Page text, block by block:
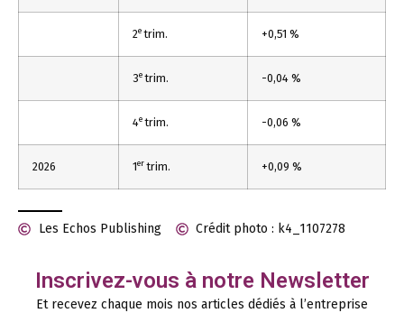
2etrim. +0,51 %
3etrim. -0,04 %
4etrim. -0,06 %
2026 1ertrim. +0,09 %
Les Echos Publishing Crédit photo : k4_1107278
Inscrivez-vous à notre Newsletter
Et recevez chaque mois nos articles dédiés à l’entreprise